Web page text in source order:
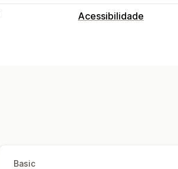
Acessibilidade
Basic